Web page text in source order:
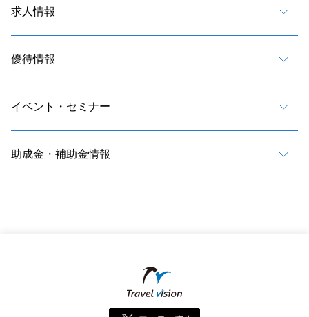
求人情報
優待情報
イベント・セミナー
助成金・補助金情報